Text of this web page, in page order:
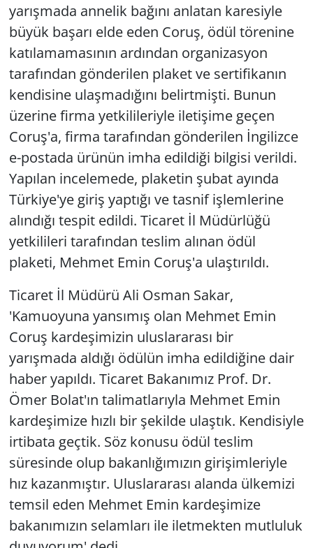
yarışmada annelik bağını anlatan karesiyle
büyük başarı elde eden Coruş, ödül törenine
katılamamasının ardından organizasyon
tarafından gönderilen plaket ve sertifikanın
kendisine ulaşmadığını belirtmişti. Bunun
üzerine firma yetkilileriyle iletişime geçen
Coruş'a, firma tarafından gönderilen İngilizce
e-postada ürünün imha edildiği bilgisi verildi.
Yapılan incelemede, plaketin şubat ayında
Türkiye'ye giriş yaptığı ve tasnif işlemlerine
alındığı tespit edildi. Ticaret İl Müdürlüğü
yetkilileri tarafından teslim alınan ödül
plaketi, Mehmet Emin Coruş'a ulaştırıldı.
Ticaret İl Müdürü Ali Osman Sakar,
'Kamuoyuna yansımış olan Mehmet Emin
Coruş kardeşimizin uluslararası bir
yarışmada aldığı ödülün imha edildiğine dair
haber yapıldı. Ticaret Bakanımız Prof. Dr.
Ömer Bolat'ın talimatlarıyla Mehmet Emin
kardeşimize hızlı bir şekilde ulaştık. Kendisiyle
irtibata geçtik. Söz konusu ödül teslim
süresinde olup bakanlığımızın girişimleriyle
hız kazanmıştır. Uluslararası alanda ülkemizi
temsil eden Mehmet Emin kardeşimize
bakanımızın selamları ile iletmekten mutluluk